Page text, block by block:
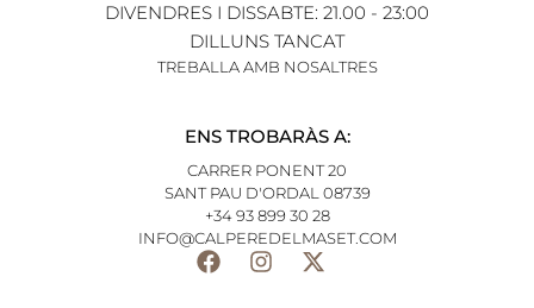
DIVENDRES I DISSABTE: 21.00 - 23:00
DILLUNS TANCAT
TREBALLA AMB NOSALTRES
ENS TROBARÀS A:
CARRER PONENT 20
SANT PAU D'ORDAL 08739
+34 93 899 30 28
INFO@CALPEREDELMASET.COM